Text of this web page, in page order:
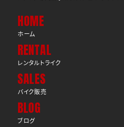
RENTAL
レンタルトライク
BLOG
ブログ
SALES
バイク販売
HOME
ホーム